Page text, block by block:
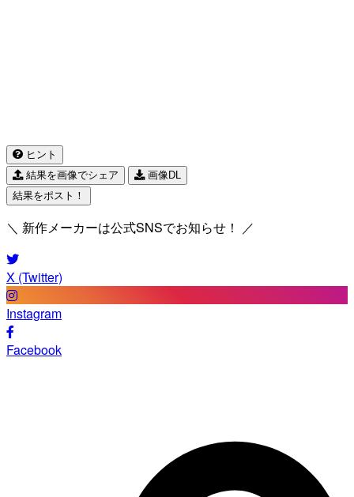
ヒント
結果を画像でシェア
画像DL
結果をポスト！
＼ 新作メーカーは公式SNSでお知らせ！ ／
X (Twitter)
Instagram
Facebook